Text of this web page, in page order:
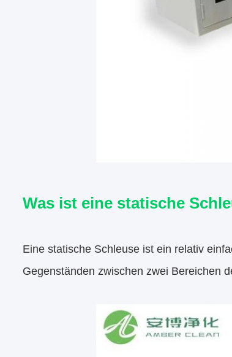
Was ist eine statische
Eine statische Schleuse ist ein relativ
Gegenständen zwischen zwei Bereichen